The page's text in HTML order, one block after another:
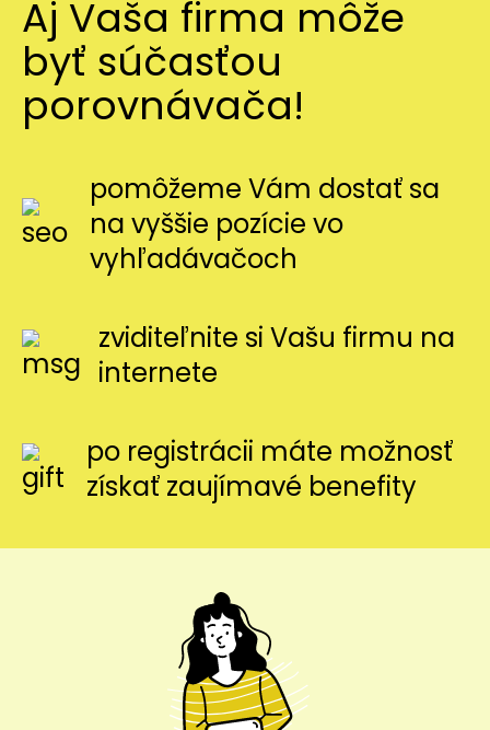
Aj Vaša firma môže
byť súčasťou
porovnávača!
pomôžeme Vám dostať sa
na vyššie pozície vo
vyhľadávačoch
zviditeľnite si Vašu firmu na
internete
po registrácii máte možnosť
získať zaujímavé benefity